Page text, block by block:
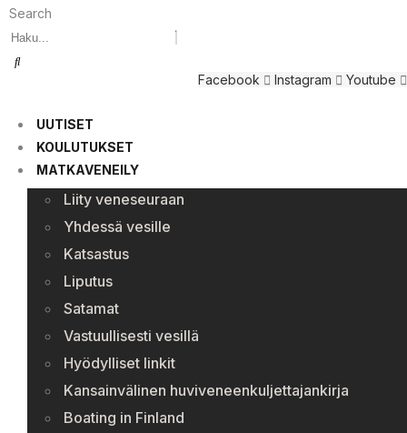
Search
Facebook Instagram Youtube
UUTISET
KOULUTUKSET
MATKAVENEILY
Liity veneseuraan
Yhdessä vesille
Katsastus
Liputus
Satamat
Vastuullisesti vesillä
Hyödylliset linkit
Kansainvälinen huviveneenkuljettajankirja
Boating in Finland